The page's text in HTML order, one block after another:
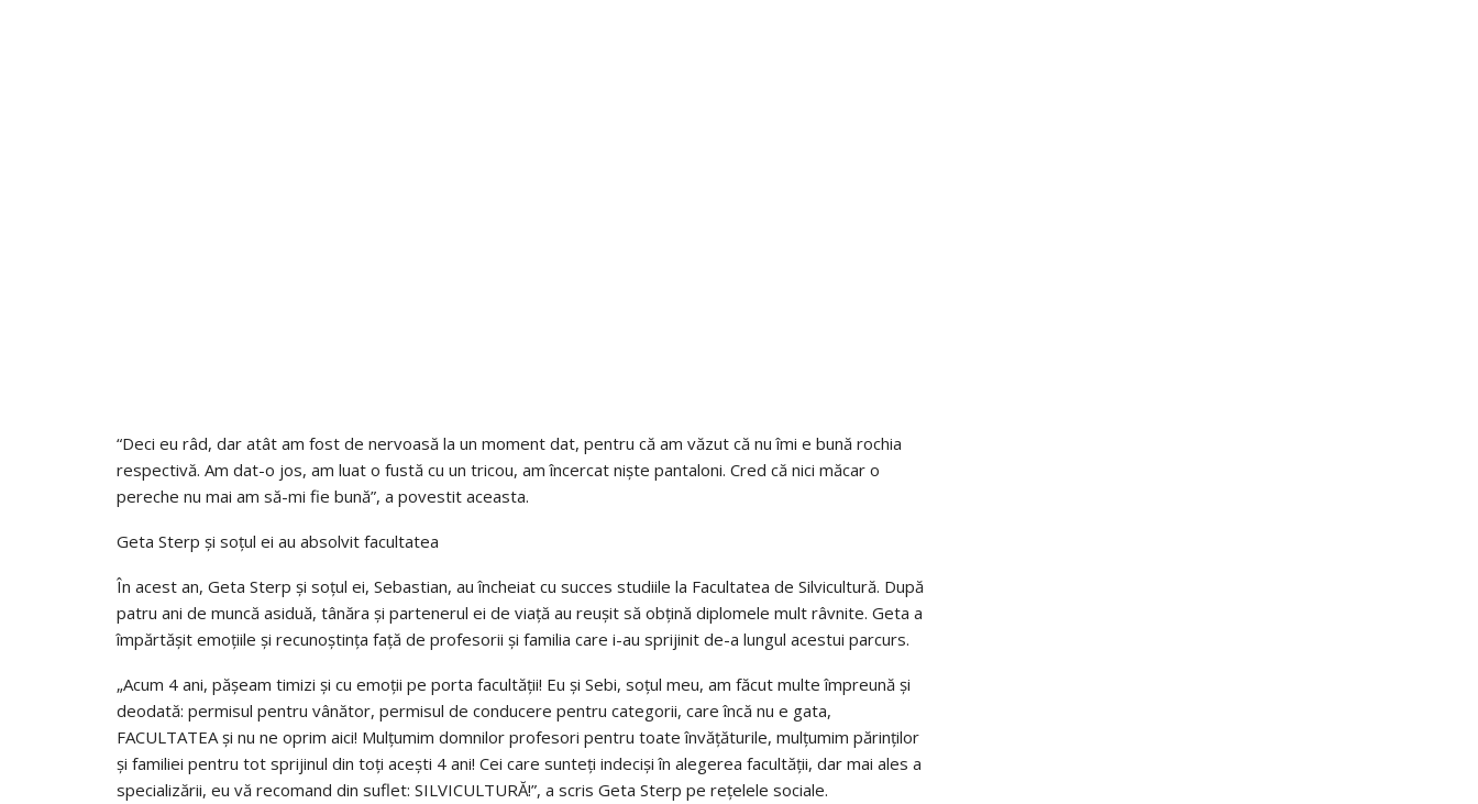
“Deci eu râd, dar atât am fost de nervoasă la un moment dat, pentru că am văzut că nu îmi e bună rochia
respectivă. Am dat-o jos, am luat o fustă cu un tricou, am încercat niște pantaloni. Cred că nici măcar o
pereche nu mai am să-mi fie bună”, a povestit aceasta.
Geta Sterp și soțul ei au absolvit facultatea
În acest an, Geta Sterp și soțul ei, Sebastian, au încheiat cu succes studiile la Facultatea de Silvicultură. După
patru ani de muncă asiduă, tânăra și partenerul ei de viață au reușit să obțină diplomele mult râvnite. Geta a
împărtășit emoțiile și recunoștința față de profesorii și familia care i-au sprijinit de-a lungul acestui parcurs.
„Acum 4 ani, pășeam timizi și cu emoții pe porta facultății! Eu și Sebi, soțul meu, am făcut multe împreună și
deodată: permisul pentru vânător, permisul de conducere pentru categorii, care încă nu e gata,
FACULTATEA și nu ne oprim aici! Mulțumim domnilor profesori pentru toate învățăturile, mulțumim părinților
și familiei pentru tot sprijinul din toți acești 4 ani! Cei care sunteți indeciși în alegerea facultății, dar mai ales a
specializării, eu vă recomand din suflet: SILVICULTURĂ!”, a scris Geta Sterp pe rețelele sociale.